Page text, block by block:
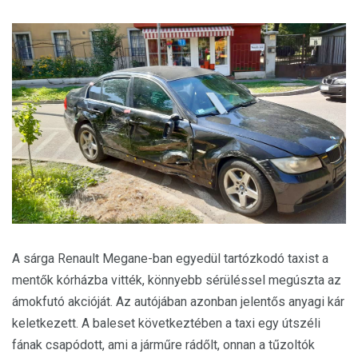
A sárga Renault Megane-ban egyedül tartózkodó taxist a
mentők kórházba vitték, könnyebb sérüléssel megúszta az
ámokfutó akcióját. Az autójában azonban jelentős anyagi kár
keletkezett. A baleset következtében a taxi egy útszéli
fának csapódott, ami a járműre rádőlt, onnan a tűzoltók